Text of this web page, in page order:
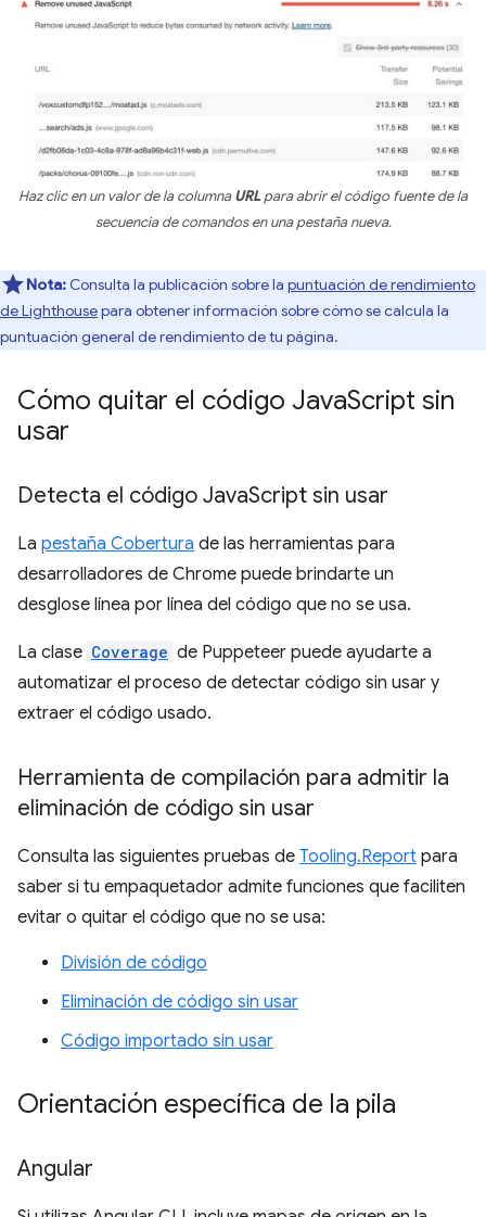
Haz clic en un valor de la columnaURLpara abrir el código fuente de la
secuencia de comandos en una pestaña nueva.
Nota: Consulta la publicación sobre la puntuación de rendimiento
de Lighthousepara obtener información sobre cómo se calcula la
puntuación general de rendimiento de tu página.
Cómo quitar el código JavaScript sin
usar
Detecta el código JavaScript sin usar
La pestaña Cobertura de las herramientas para
desarrolladores de Chrome puede brindarte un
desglose línea por línea del código que no se usa.
La clase Coverage de Puppeteer puede ayudarte a
automatizar el proceso de detectar código sin usar y
extraer el código usado.
Herramienta de compilación para admitir la
eliminación de código sin usar
Consulta las siguientes pruebas de Tooling.Report para
saber si tu empaquetador admite funciones que faciliten
evitar o quitar el código que no se usa:
División de código
Eliminación de código sin usar
Código importado sin usar
Orientación específica de la pila
Angular